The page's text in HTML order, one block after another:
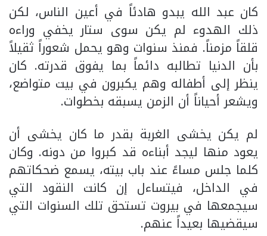
كان عبد الله يبدو هادئاً في أعين الناس، لكن
ذلك الهدوء لم يكن سوى ستار يخفي وراءه
قلقاً مزمناً. فمنذ سنوات وهو يحمل شعوراً ثقيلاً
بأن الدنيا تطالبه دائماً بما يفوق قدرته. كان
ينظر إلى أطفاله وهم يكبرون في بيت متواضع،
ويشعر أحياناً أن الزمن يسبقه بخطوات.
لم يكن يخشى الغربة بقدر ما كان يخشى أن
يعود منها ليجد أبناءه قد كبروا من دونه. وكان
كلما جلس مساءً عند باب بيته، يسمع ضحكاتهم
في الداخل، فيتساءل إن كانت النقود التي
سيجمعها في بيروت تستحق تلك السنوات التي
سيقضيها بعيداً عنهم.